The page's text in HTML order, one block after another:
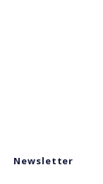
Newsletter